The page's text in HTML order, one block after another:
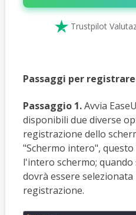
 Trustpilot
Passaggi per
Passaggio 1.Avvia
disponibili due diverse
registrazione dello
"Schermo intero",
l'intero schermo; quando
dovrà essere
registrazione.